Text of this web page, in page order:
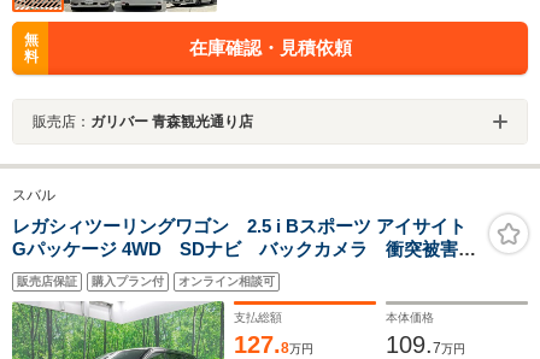
無
料
在庫確認・見積依頼
販売店： ガリバー 青森観光通り店
スバル
レガシィツーリングワゴン 2.5 i Bスポーツ アイサイト
Gパッケージ 4WD SDナビ バックカメラ 衝突被害軽
減システム レーダークルーズ 禁煙車 ハーフレザー
シート ドラレコ スマートキー HIDヘッド ETC 純
正17インチアルミ オートライト デュアルエアコン
販売店保証 購入プラン付 オンライン相談可
支払総額
127.8万円
本体価格
109.7万円